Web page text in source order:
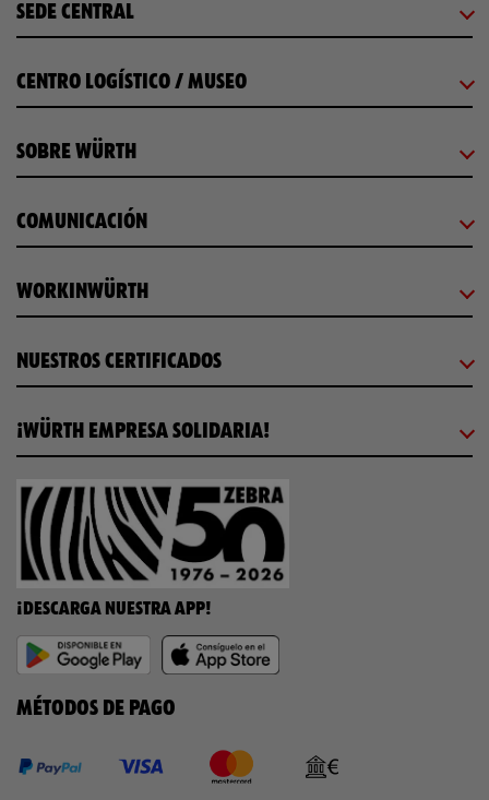
SEDE CENTRAL
CENTRO LOGÍSTICO / MUSEO
SOBRE WÜRTH
COMUNICACIÓN
WORKINWÜRTH
NUESTROS CERTIFICADOS
¡WÜRTH EMPRESA SOLIDARIA!
¡DESCARGA NUESTRA APP!
MÉTODOS DE PAGO